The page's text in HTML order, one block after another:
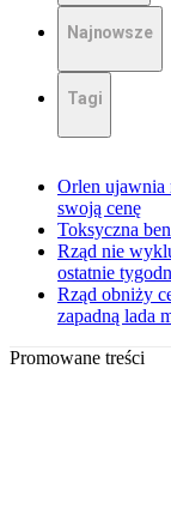
Najnowsze
Tagi
Orlen ujawnia
swoją cenę
Toksyczna
Rząd nie
ostatnie
Rząd obniży
zapadną lada
Promowane treści